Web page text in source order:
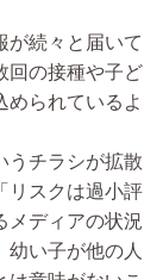
続々と届いて
回の接種や子ど
められているよ
チラシが拡散
リスクは過小評
メディアの状況
い子が他の人